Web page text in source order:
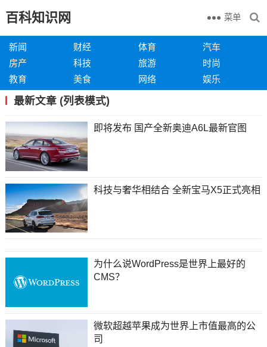
百科知识网 菜单
新闻 财经 体育
汽车
房产
科技 旅游
时尚
教育
美食 网络 娱乐
最新文章 (列表模式)
即将发布 国产全新奥迪A6L最新官图
科技与奢华相结合 全新宝马X5正式亮相
为什么说WordPress是世界上最好的
CMS？
微软超越苹果成为世界上市值最高的公
司